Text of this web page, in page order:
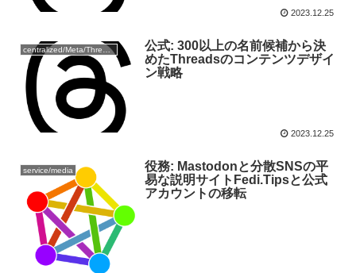
2023.12.25
centralized/Meta/Threads
公式: 300以上の名前候補から決
めたThreadsのコンテンツデザイ
ン戦略
2023.12.25
service/media
役務: Mastodonと分散SNSの平
易な説明サイトFedi.Tipsと公式
アカウントの移転